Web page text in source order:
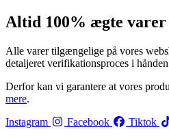
Altid 100% ægte varer
Alle varer tilgængelige på vores
detaljeret verifikationsproces i
Derfor kan vi garantere at vores
mere.
Instagram
Facebook Tiktok